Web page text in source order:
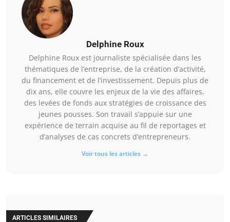
Delphine Roux
Delphine Roux est journaliste spécialisée dans les
thématiques de l’entreprise, de la création d’activité,
du financement et de l’investissement. Depuis plus de
dix ans, elle couvre les enjeux de la vie des affaires,
des levées de fonds aux stratégies de croissance des
jeunes pousses. Son travail s’appuie sur une
expérience de terrain acquise au fil de reportages et
d’analyses de cas concrets d’entrepreneurs.
Voir tous les articles →
ARTICLES SIMILAIRES